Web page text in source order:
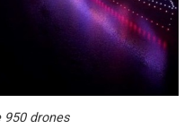
950 drones